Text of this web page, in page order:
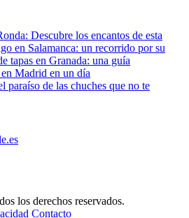
Descubre los encantos de esta
en Salamanca: un recorrido por su
tapas en Granada: una guía
Madrid en un día
paraíso de las chuches que no te
los derechos reservados.
Contacto